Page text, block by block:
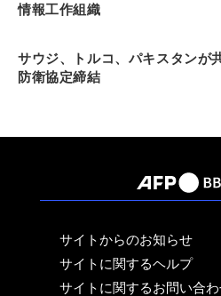
情報工作組織
サウジ、トルコ、パキスタンが
防衛協定締結
サイトからのお知らせ
サイトに関するヘルプ
サイトに関するお問い合